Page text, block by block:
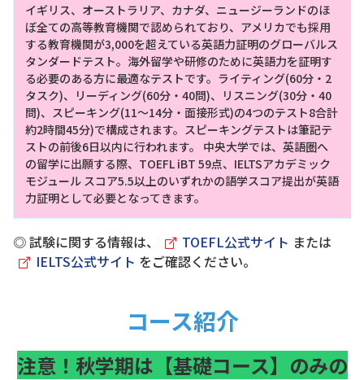
イギリス、オーストラリア、カナダ、ニュージーランドのほ
ぼ全ての高等教育機関で認められており、アメリカでも採用
する教育機関が3,000を超えている英語力証明のグローバルス
タンダードテスト。海外留学や研修のために英語力を証明す
る必要のある方に最適なテストです。ライティング(60分・2
タスク)、リーディング(60分・40問)、リスニング(30分・40
問)、スピーキング(11～14分・面接形式)の4つのテスト8合計
約2時間45分)で構成されます。スピーキングテストは筆記テ
ストの前後6日以内に行われます。 中央大学では、英語圏へ
の留学に出願する際、TOEFL iBT 59点、IELTSアカデミック
モジュール スコア5.5以上のいずれかの語学スコア提出が英語
力証明として必要となってきます。
◎ 試験に関する情報は、 TOEFL公式サイト または
IELTS公式サイト をご確認ください。
コース紹介
注意！秋学期は【基礎コース】のみの